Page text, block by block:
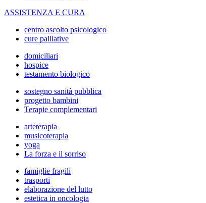
ASSISTENZA E CURA
centro ascolto psicologico
cure palliative
domiciliari
hospice
testamento biologico
sostegno sanità pubblica
progetto bambini
Terapie complementari
arteterapia
musicoterapia
yoga
La forza e il sorriso
famiglie fragili
trasporti
elaborazione del lutto
estetica in oncologia